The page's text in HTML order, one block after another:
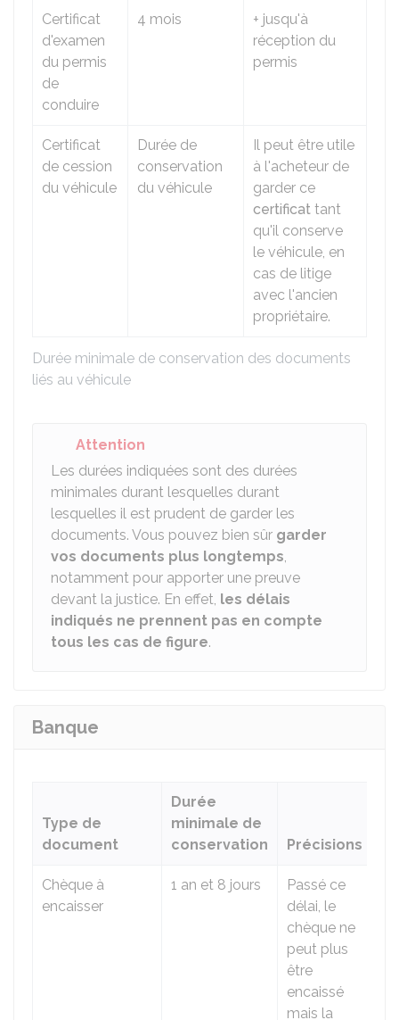
Durée minimale de conservation des documents
liés au véhicule
Certificat
d'examen
du permis
de
conduire
4 mois
+ jusqu'à
réception du
permis
Certificat
de cession
du véhicule
Durée de
conservation
du véhicule
Il peut être utile
à l'acheteur de
garder ce
certificat tant
qu'il conserve
le véhicule, en
cas de litige
avec l'ancien
propriétaire.
Attention
Les durées indiquées sont des durées
minimales durant lesquelles durant
lesquelles il est prudent de garder les
documents. Vous pouvez bien sûr garder
vos documents plus longtemps,
notamment pour apporter une preuve
devant la justice. En effet, les délais
indiqués ne prennent pas en compte
tous les cas de figure.
Banque
Type de
document
Durée
minimale de
conservation
Précisions
Chèque à
encaisser
1 an et 8 jours
Passé ce
délai, le
chèque ne
peut plus
être
encaissé
mais la